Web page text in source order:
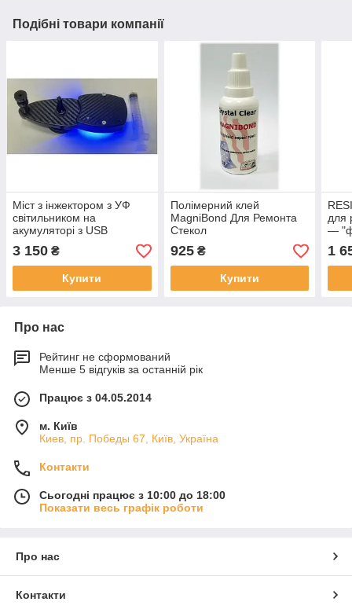
Подібні товари компанії
Міст з інжектором з УФ
світильником на
акумуляторі з USB
кабелем
3 150 ₴
Купити
Полімерний клей
MagniBond Для Ремонта
Стекол
925₴
Купити
для
—
1
Про нас
Рейтинг не сформований
Менше 5 відгуків за останній рік
Працює з 04.05.2014
м. Київ
Киев, пр. Победы 67, Київ, Україна
Контакти
Сьогодні працює з 10:00 до 18:00
Показати весь графік роботи
Про нас
Контакти